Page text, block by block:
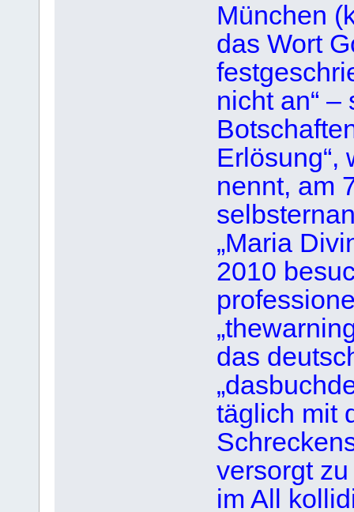
München
das Wort
nicht an“
Erlösung“,
nennt, am
„Maria
2010
das
täglich mit
versorgt
im All